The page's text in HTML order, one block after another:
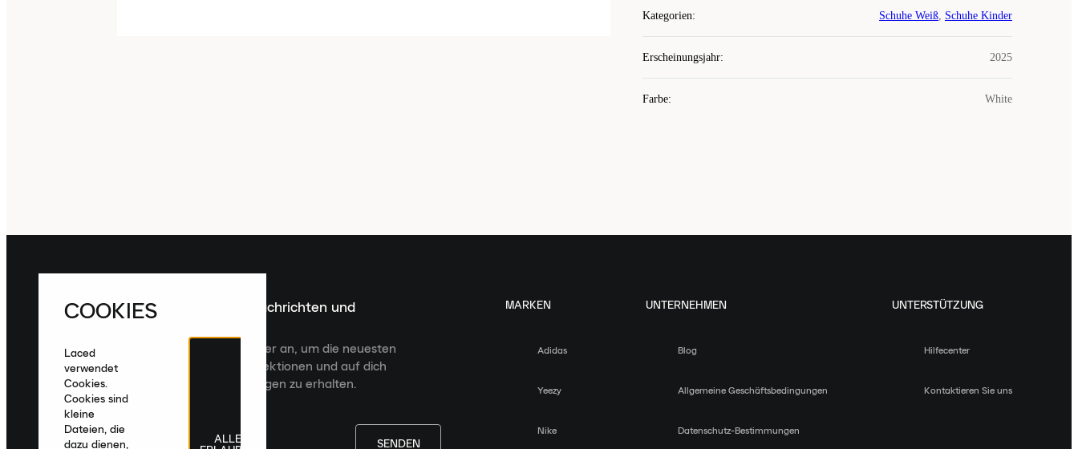
Kategorien: Schuhe Weiß, Schuhe Kinder
Erscheinungsjahr: 2025
Farbe: White
Melde dich für die neuesten Nachrichten und
Veröffentlichungen an
Melde dich für den Laced Newsletter an, um die neuesten
Veröffentlichungen, kuratierte Kollektionen und auf dich
zugeschnittene Produktempfehlungen zu erhalten.
SENDEN
MARKEN
Adidas
Yeezy
Nike
UNTERNEHMEN
Blog
Allgemeine Geschäftsbedingungen
Datenschutz-Bestimmungen
UNTERSTÜTZUNG
Hilfecenter
Kontaktieren Sie uns
COOKIES
Laced
verwendet
Cookies.
Cookies sind
kleine
Dateien, die
dazu dienen,
ALLE